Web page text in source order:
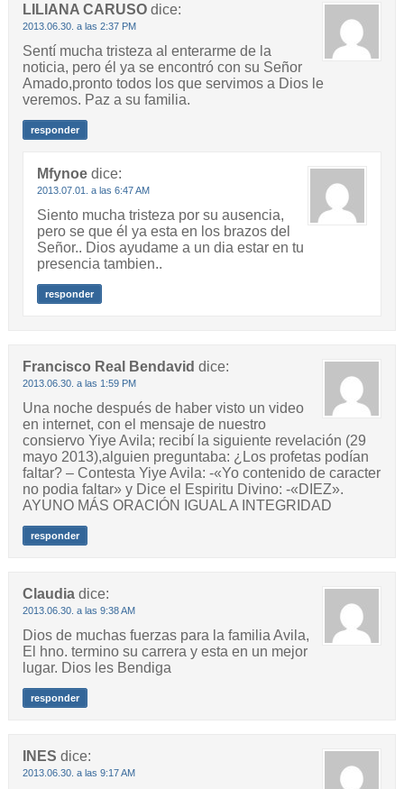
LILIANA CARUSO dice:
2013.06.30. a las 2:37 PM
Sentí mucha tristeza al enterarme de la
noticia, pero él ya se encontró con su Señor
Amado,pronto todos los que servimos a Dios le
veremos. Paz a su familia.
responder
Mfynoe dice:
2013.07.01. a las 6:47 AM
Siento mucha tristeza por su ausencia,
pero se que él ya esta en los brazos del
Señor.. Dios ayudame a un dia estar en tu
presencia tambien..
responder
Francisco Real Bendavid dice:
2013.06.30. a las 1:59 PM
Una noche después de haber visto un video
en internet, con el mensaje de nuestro
consiervo Yiye Avila; recibí la siguiente revelación (29
mayo 2013),alguien preguntaba: ¿Los profetas podían
faltar? – Contesta Yiye Avila: -«Yo contenido de caracter
no podia faltar» y Dice el Espiritu Divino: -«DIEZ».
AYUNO MÁS ORACIÓN IGUAL A INTEGRIDAD
responder
Claudia dice:
2013.06.30. a las 9:38 AM
Dios de muchas fuerzas para la familia Avila,
El hno. termino su carrera y esta en un mejor
lugar. Dios les Bendiga
responder
INES dice:
2013.06.30. a las 9:17 AM